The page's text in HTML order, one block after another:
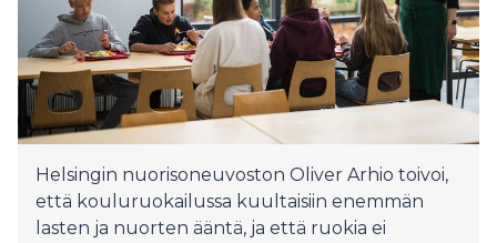
Helsingin nuorisoneuvoston Oliver Arhio toivoi,
että kouluruokailussa kuultaisiin enemmän
lasten ja nuorten ääntä, ja että ruokia ei